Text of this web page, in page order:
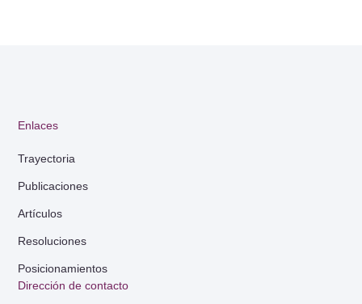
Dirección de contacto
Enlaces
Trayectoria
Publicaciones
Artículos
Resoluciones
Posicionamientos